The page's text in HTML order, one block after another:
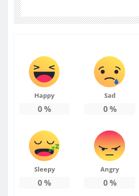
Happy
0%
Sad
0%
Sleepy
0%
Angry
0%